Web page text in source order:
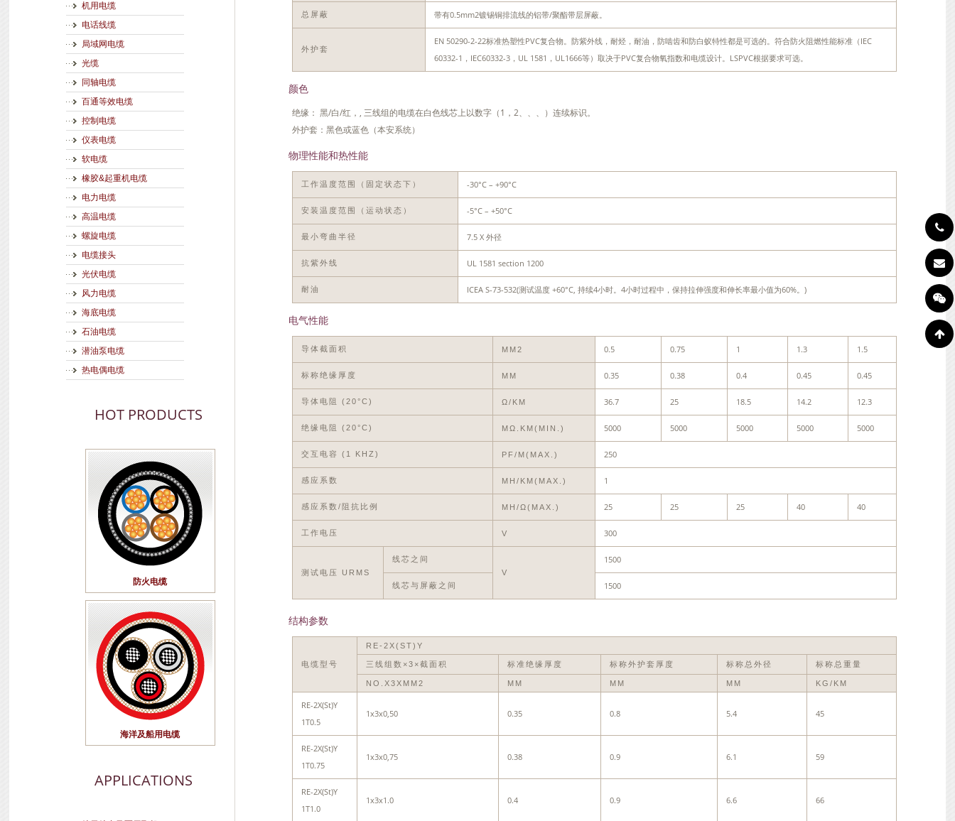
机用电缆
电话线缆
局域网电缆
光缆
同轴电缆
百通等效电缆
控制电缆
仪表电缆
软电缆
橡胶&起重机电缆
电力电缆
高温电缆
螺旋电缆
电缆接头
光伏电缆
风力电缆
海底电缆
石油电缆
潜油泵电缆
热电偶电缆
HOT PRODUCTS
防火电缆
海洋及船用电缆
APPLICATIONS
总屏蔽 带有0.5mm2镀锡铜排流线的铝带/聚酯带层屏蔽。
外护套
EN 50290-2-22标准热塑性PVC复合物。防紫外线，耐烃，耐油，防啮齿和防白蚁特性都是可选的。符合防火阻燃性能标准（IEC
60332-1，IEC60332-3，UL 1581，UL1666等）取决于PVC复合物氧指数和电缆设计。LSPVC根据要求可选。
颜色
绝缘： 黑/白/红，, 三线组的电缆在白色线芯上以数字（1，2、、、）连续标识。
外护套：黑色或蓝色（本安系统）
物理性能和热性能
工作温度范围（固定状态下） -30°C – +90°C
安装温度范围（运动状态） -5°C – +50°C
最小弯曲半径 7.5 X 外径
抗紫外线 UL 1581 section 1200
耐油 ICEA S-73-532(测试温度 +60°C, 持续4小时。4小时过程中，保持拉伸强度和伸长率最小值为60%。)
电气性能
导体截面积 MM2 0.5 0.75 1 1.3 1.5
标称绝缘厚度 MM 0.35 0.38 0.4 0.45 0.45
导体电阻 (20°C) Ω/KM 36.7 25 18.5 14.2 12.3
绝缘电阻 (20°C) MΩ.KM(MIN.) 5000 5000 5000 5000 5000
交互电容 (1 KHZ) PF/M(MAX.) 250
感应系数 MH/KM(MAX.) 1
感应系数/阻抗比例 ΜH/Ω(MAX.) 25 25 25 40 40
工作电压 V 300
测试电压 URMS
线芯之间
V
1500
线芯与屏蔽之间 1500
结构参数
电缆型号
RE-2X(ST)Y
三线组数×3×截面积 标准绝缘厚度 标称外护套厚度 标称总外径 标称总重量
NO.X3XMM2 MM MM MM KG/KM
RE-2X(St)Y
1T0.5
1x3x0,50 0.35 0.8 5.4 45
RE-2X(St)Y
1T0.75
1x3x0,75 0.38 0.9 6.1 59
RE-2X(St)Y
1T1.0
1x3x1.0 0.4 0.9 6.6 66